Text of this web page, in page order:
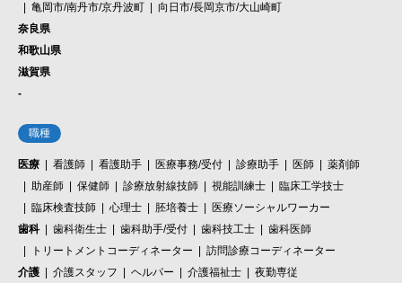
亀岡市/南丹市/京丹波町
向日市/長岡京市/大山崎町
奈良県
和歌山県
滋賀県
-
職種
医療 看護師 看護助手 医療事務/受付 診療助手 医師
薬剤師
助産師
保健師 診療放射線技師 視能訓練士
臨床工学技士
臨床検査技師
心理士 胚培養士
医療ソーシャルワーカー
歯科
歯科衛生士 歯科助手/受付 歯科技工士
歯科医師
トリートメントコーディネーター
訪問診療コーディネーター
介護
介護スタッフ ヘルパー 介護福祉士
夜勤専従